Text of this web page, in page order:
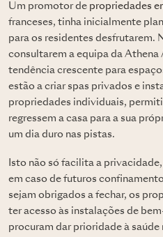
Um promotor de propriedades
franceses, tinha inicialmente
para os residentes desfrutarem.
consultarem a equipa da Athena
tendência crescente para
estão a criar spas privados e
propriedades individuais,
regressem a casa para a sua
um dia duro nas pistas.
Isto não só facilita a
em caso de futuros
sejam obrigados a fechar, os
ter acesso às instalações de
procuram dar prioridade à